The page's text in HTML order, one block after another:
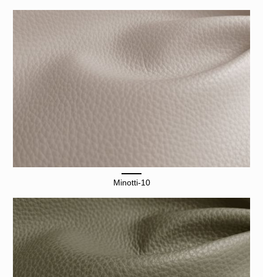
Minotti-10